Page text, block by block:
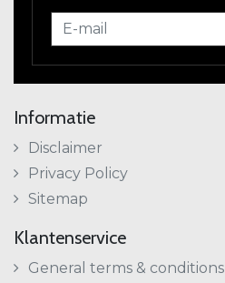
Informatie
Disclaimer
Privacy Policy
Sitemap
Klantenservice
General terms & conditions